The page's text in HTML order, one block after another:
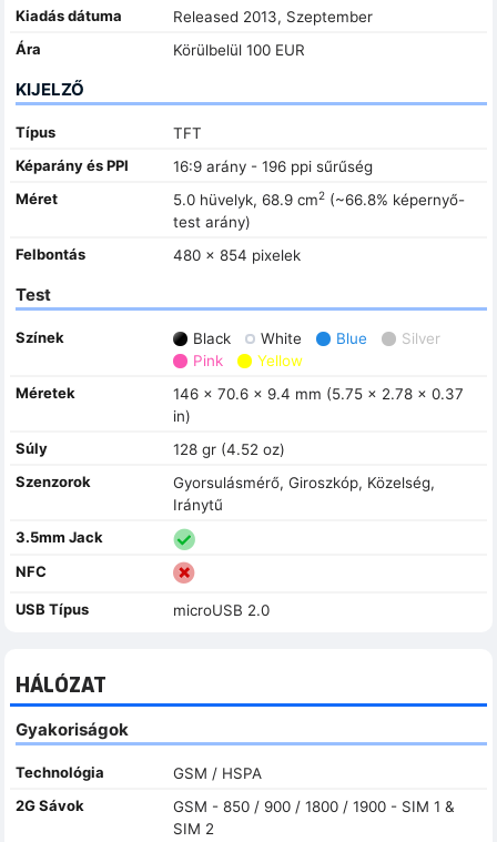
Kiadás dátuma
Released 2013, Szeptember
Ára
Körülbelül 100 EUR
KIJELZŐ
Típus
TFT
Képarány és PPI
16:9 arány - 196 ppi sűrűség
Méret
5.0 hüvelyk, 68.9 cm2(~66.8% képernyő-
test arány)
Felbontás
480 x 854 pixelek
Test
Színek Black White Blue
Silver
Pink
Yellow
Méretek
146 x 70.6 x 9.4 mm (5.75 x 2.78 x 0.37
in)
Súly
128 gr (4.52 oz)
Szenzorok
Gyorsulásmérő, Giroszkóp, Közelség,
Iránytű
3.5mm Jack
NFC
USB Típus microUSB 2.0
HÁLÓZAT
Gyakoriságok
Technológia
GSM / HSPA
2G Sávok
GSM - 850 / 900 / 1800 / 1900 - SIM 1 &
SIM 2